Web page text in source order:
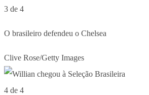
3 de 4
O brasileiro defendeu o Chelsea
Clive Rose/Getty Images
4 de 4